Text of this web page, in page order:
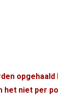
opgehaald
het niet per